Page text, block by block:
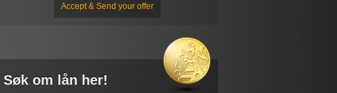
Accept & Send your offer
Søk om lån her!